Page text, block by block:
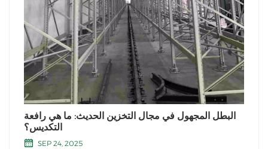
البطل المجهول في مجال التخزين الحديث: ما هي رافعة
التكديس؟
SEP 24, 2025